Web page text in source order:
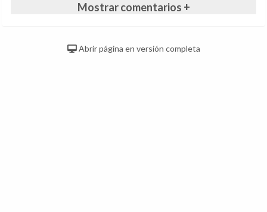
Mostrar comentarios +
Abrir página en versión completa